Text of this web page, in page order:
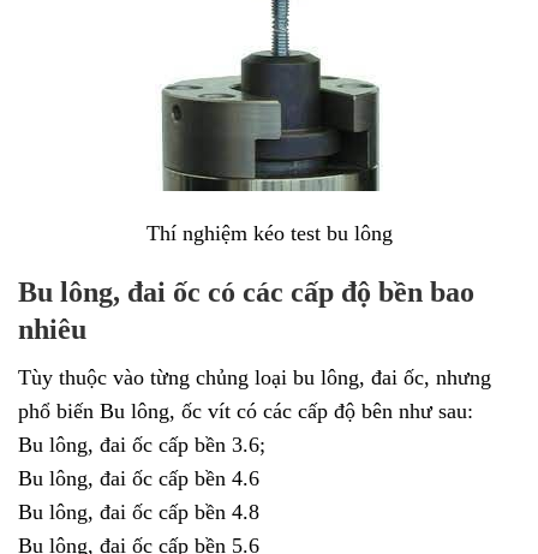
Thí nghiệm kéo test bu lông
Bu lông, đai ốc có các cấp độ bền bao
nhiêu
Tùy thuộc vào từng chủng loại bu lông, đai ốc, nhưng
phổ biến Bu lông, ốc vít có các cấp độ bên như sau:
Bu lông, đai ốc cấp bền 3.6;
Bu lông, đai ốc cấp bền 4.6
Bu lông, đai ốc cấp bền 4.8
Bu lông, đai ốc cấp bền 5.6